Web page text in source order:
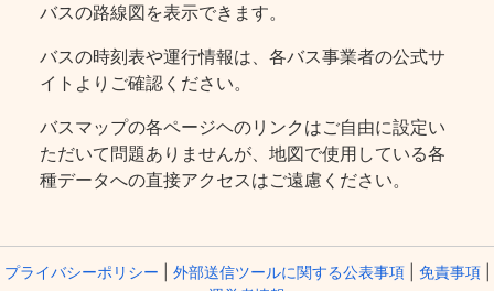
バスの路線図を表示できます。
バスの時刻表や運行情報は、各バス事業者の公式サ
イトよりご確認ください。
バスマップの各ページヘのリンクはご自由に設定い
ただいて問題ありませんが、地図で使用している各
種データへの直接アクセスはご遠慮ください。
プライバシーポリシー 外部送信ツールに関する公表事項| 免責事項|